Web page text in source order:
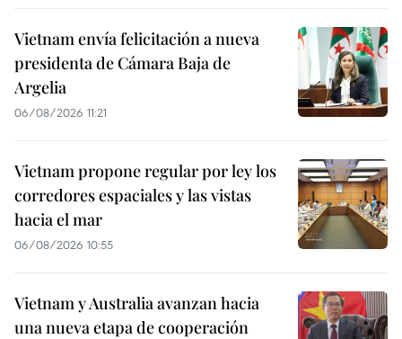
Vietnam envía felicitación a nueva
presidenta de Cámara Baja de
Argelia
06/08/2026 11:21
Vietnam propone regular por ley los
corredores espaciales y las vistas
hacia el mar
06/08/2026 10:55
Vietnam y Australia avanzan hacia
una nueva etapa de cooperación